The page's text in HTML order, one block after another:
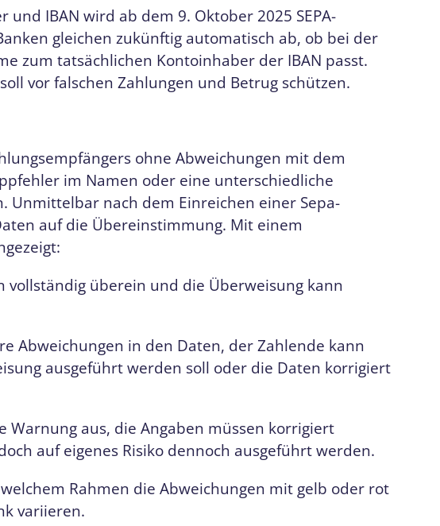
IBAN wird ab dem 9. Oktober 2025 SEPA-
gleichen zukünftig automatisch ab, ob bei der
zum tatsächlichen Kontoinhaber der IBAN passt.
vor falschen Zahlungen und Betrug schützen.
ohne Abweichungen mit dem
im Namen oder eine unterschiedliche
Unmittelbar nach dem Einreichen einer Sepa-
auf die Übereinstimmung. Mit einem
vollständig überein und die Überweisung kann
Abweichungen in den Daten, der Zahlende kann
ausgeführt werden soll oder die Daten korrigiert
Warnung aus, die Angaben müssen korrigiert
auf eigenes Risiko dennoch ausgeführt werden.
Rahmen die Abweichungen mit gelb oder rot
variieren.